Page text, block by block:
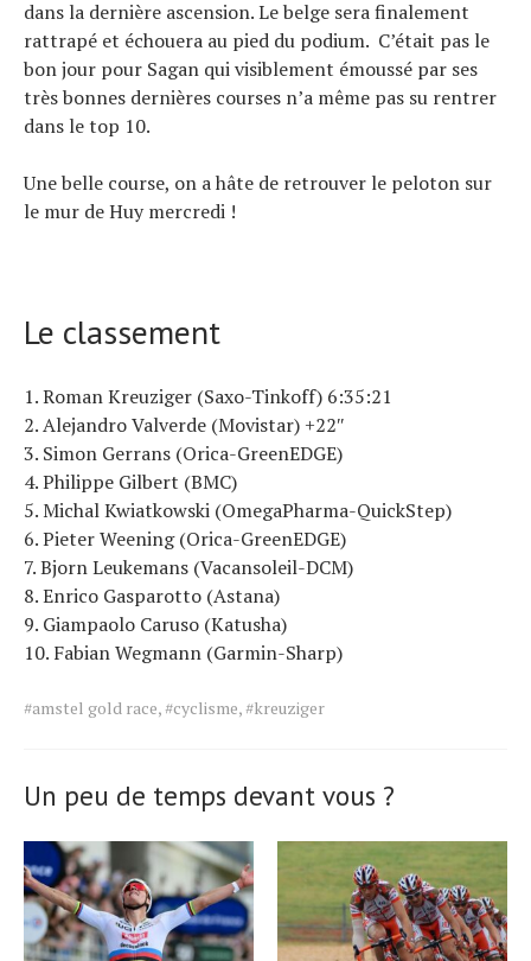
dans la dernière ascension. Le belge sera finalement
rattrapé et échouera au pied du podium. C’était pas le
bon jour pour Sagan qui visiblement émoussé par ses
très bonnes dernières courses n’a même pas su rentrer
dans le top 10.
Une belle course, on a hâte de retrouver le peloton sur
le mur de Huy mercredi !
Le classement
1. Roman Kreuziger (Saxo-Tinkoff) 6:35:21
2. Alejandro Valverde (Movistar) +22″
3. Simon Gerrans (Orica-GreenEDGE)
4. Philippe Gilbert (BMC)
5. Michal Kwiatkowski (OmegaPharma-QuickStep)
6. Pieter Weening (Orica-GreenEDGE)
7. Bjorn Leukemans (Vacansoleil-DCM)
8. Enrico Gasparotto (Astana)
9. Giampaolo Caruso (Katusha)
10. Fabian Wegmann (Garmin-Sharp)
Tags
article.
#amstel gold race,#cyclisme,#kreuziger
Un peu de temps devant vous ?